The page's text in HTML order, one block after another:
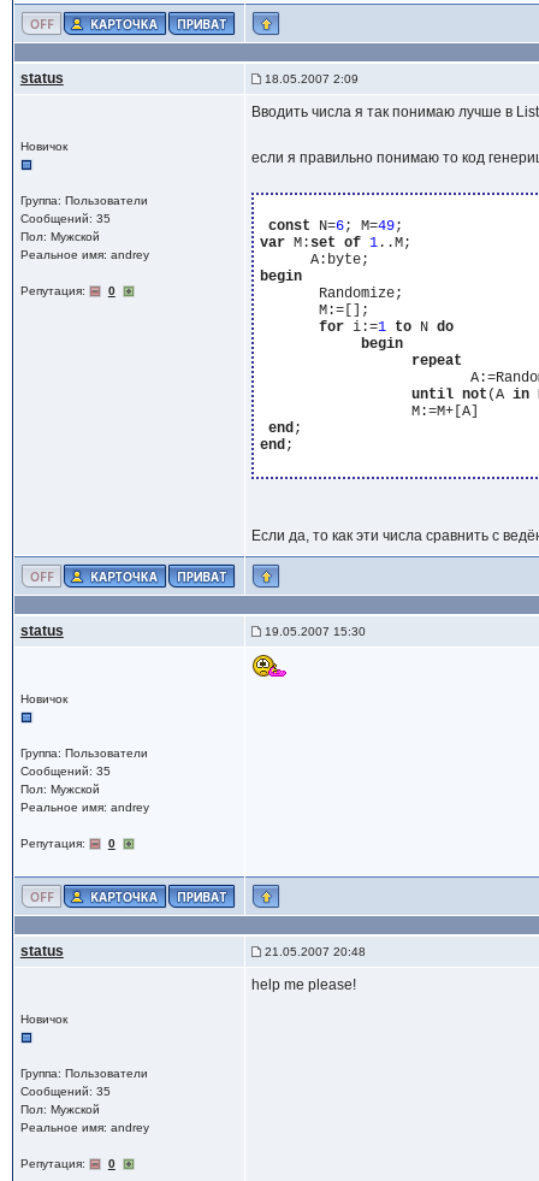
status 18.05.2007 2:09
Новичок
Группа: Пользователи
Сообщений: 35
Пол: Мужской
Реальное имя: andrey
Репутация: 0
Вводить числа я так понимаю лучше в
если я правильно понимаю то код
const N=6; M=49
var M:set of 1..M;
begin
       Randomize;
       M:=[];
for i:=1 to N do
begin
repeat
until not (A in
                  M:=M+[A]
end
end;
Если да, то как эти числа сравнить с
status 19.05.2007 15:30
Новичок
Группа: Пользователи
Сообщений: 35
Пол: Мужской
Реальное имя: andrey
Репутация: 0
status 21.05.2007 20:48
Новичок
Группа: Пользователи
Сообщений: 35
Пол: Мужской
Реальное имя: andrey
Репутация: 0
help me please!